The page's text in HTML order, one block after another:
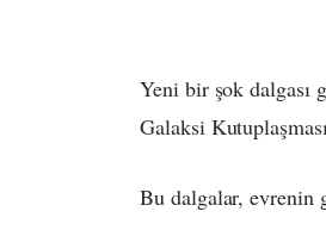
Yeni bir şok dalgası
Galaksi
Bu dalgalar, evrenin